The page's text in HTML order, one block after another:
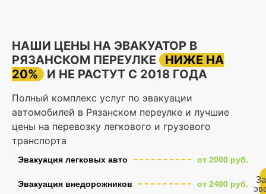
НАШИ ЦЕНЫ НА ЭВАКУАТОР В
РЯЗАНСКОМ ПЕРЕУЛКЕ
НИЖЕ НА
20%
И НЕ РАСТУТ С 2018 ГОДА
Полный комплекс услуг по эвакуации
автомобилей в Рязанском переулке и лучшие
цены на перевозку легкового и грузового
транспорта
Эвакуация легковых авто от 2000 руб.
Эвакуация внедорожников от 2400 руб.